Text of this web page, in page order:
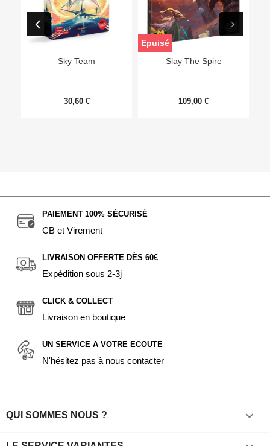
Sky Team
30,60 €
Slay The Spire
109,00 €
Epuisé
PAIEMENT 100% SÉCURISÉ
CB et Virement
LIVRAISON OFFERTE DÈS 60€
Expédition sous 2-3j
CLICK & COLLECT
Livraison en boutique
UN SERVICE A VOTRE ECOUTE
N'hésitez pas à nous contacter
QUI SOMMES NOUS ? 